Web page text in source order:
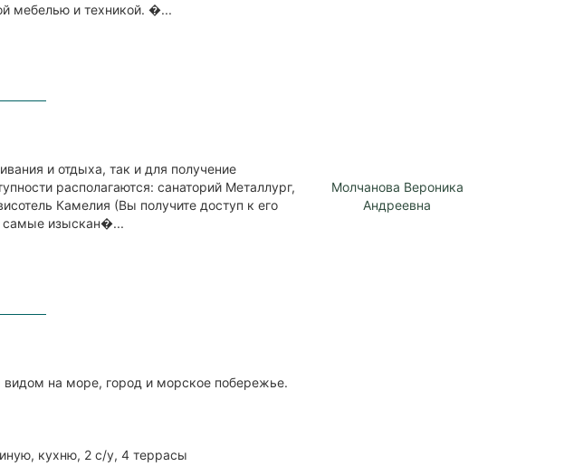
мебелью и техникой. �...
и отдыха, так и для получение
располагаются: санаторий Металлург,
Камелия (Вы получите доступ к его
самые изыскан�...
Молчанова Вероника
Андреевна
на море, город и морское побережье.
кухню, 2 с/у, 4 террасы